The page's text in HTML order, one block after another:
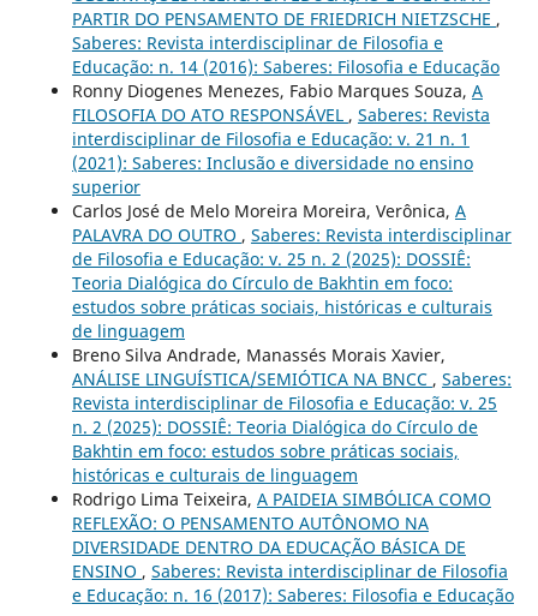
PARTIR DO PENSAMENTO DE FRIEDRICH NIETZSCHE ,
Saberes: Revista interdisciplinar de Filosofia e
Educação: n. 14 (2016): Saberes: Filosofia e Educação
Ronny Diogenes Menezes, Fabio Marques Souza, A
FILOSOFIA DO ATO RESPONSÁVEL , Saberes: Revista
interdisciplinar de Filosofia e Educação: v. 21 n. 1
(2021): Saberes: Inclusão e diversidade no ensino
superior
Carlos José de Melo Moreira Moreira, Verônica, A
PALAVRA DO OUTRO , Saberes: Revista interdisciplinar
de Filosofia e Educação: v. 25 n. 2 (2025): DOSSIÊ:
Teoria Dialógica do Círculo de Bakhtin em foco:
estudos sobre práticas sociais, históricas e culturais
de linguagem
Breno Silva Andrade, Manassés Morais Xavier,
ANÁLISE LINGUÍSTICA/SEMIÓTICA NA BNCC , Saberes:
Revista interdisciplinar de Filosofia e Educação: v. 25
n. 2 (2025): DOSSIÊ: Teoria Dialógica do Círculo de
Bakhtin em foco: estudos sobre práticas sociais,
históricas e culturais de linguagem
Rodrigo Lima Teixeira, A PAIDEIA SIMBÓLICA COMO
REFLEXÃO: O PENSAMENTO AUTÔNOMO NA
DIVERSIDADE DENTRO DA EDUCAÇÃO BÁSICA DE
ENSINO , Saberes: Revista interdisciplinar de Filosofia
e Educação: n. 16 (2017): Saberes: Filosofia e Educação